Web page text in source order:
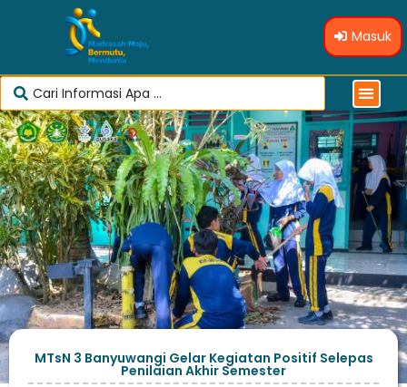
Masuk
MTsN 3 Banyuwangi Gelar Kegiatan Positif Selepas
Penilaian Akhir Semester